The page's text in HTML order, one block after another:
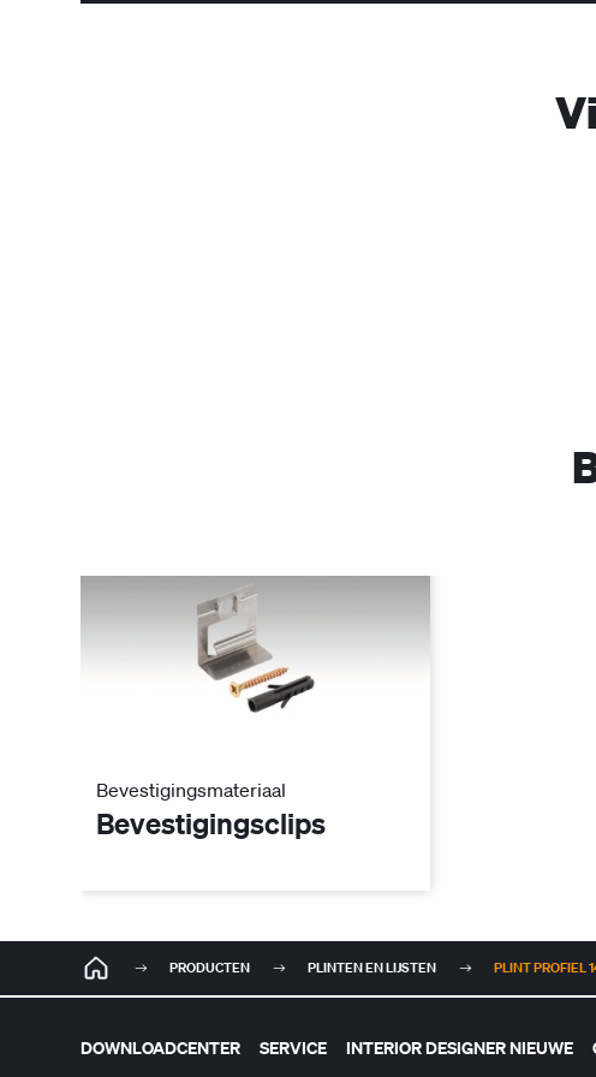
Bevestigingsmateriaal
Bevestigingsclips
PRODUCTEN PLINTEN EN LIJSTEN PLINT PROFIEL
DOWNLOADCENTER SERVICE INTERIOR DESIGNER NIEUWE